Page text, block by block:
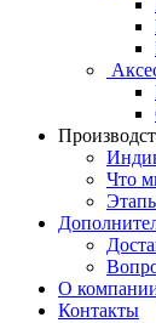
Что
О
Контакты